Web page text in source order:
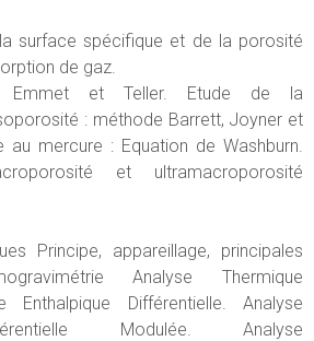
surface spécifique et de la porosité
de gaz.
Emmet et Teller. Etude de la
: méthode Barrett, Joyner et
au mercure : Equation de Washburn.
et ultramacroporosité
Principe, appareillage, principales
Analyse Thermique
Enthalpique Différentielle. Analyse
Modulée. Analyse